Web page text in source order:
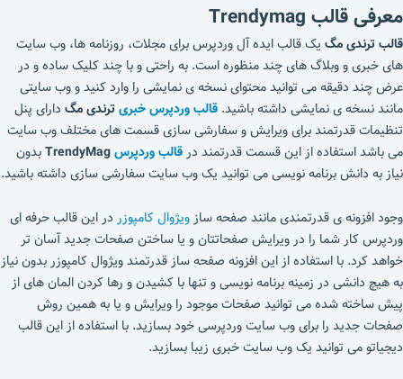
معرفی قالب Trendymag
قالب ترندی مگ یکقالب ایده آل وردپرس برای مجلات، روزنامه ها، وب سایت
های خبری و وبلاگ های چند منظوره است. به راحتی و با چند کلیک ساده و در
عرض چند دقیقه می توانید محتوای نسخه ی نمایشی را وارد کنید و وب سایتی
مانند نسخه ی نمایشی داشته باشید. قالب وردپرس خبریترندی مگ دارای پنل
تنظیمات قدرتمند برای ویرایش و سفارشی سازی قسمت های مختلف وب سایت
می باشد استفاده از این قسمت قدرتمند درقالب وردپرس
بدون
نیاز به دانش برنامه نویسی می توانید یک وب سایت سفارشی سازی داشته باشید.
وجود افزونه ی قدرتمندی مانند صفحه ساز ویژوال کامپوزر در این قالب حرفه ای
وردپرس کار شما را در ویرایش صفحاتتان و یا ساختن صفحات جدید آسان تر
خواهد کرد. با استفاده از این افزونه صفحه ساز قدرتمند ویژوال کامپوزر بدون نیاز
به هیچ دانشی در زمینه برنامه نویسی و تنها با کشیدن و رها کردن المان های از
پیش ساخته شده می توانید صفحات موجود را ویرایش و یا به همین روش
صفحات جدید را برای وب سایت وردپرسی خود بسازید. با استفاده از این قالب
دیجیاتو می توانید یک وب سایت خبری زیبا بسازید.